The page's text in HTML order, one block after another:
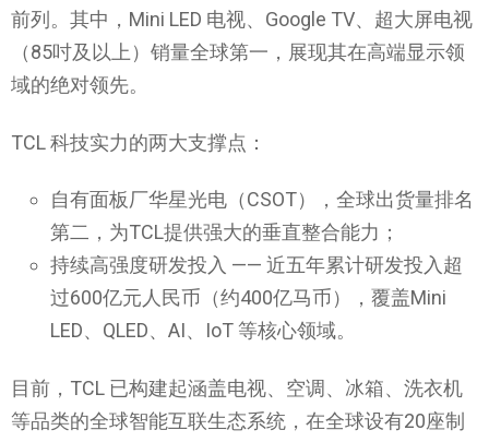
前列。其中，Mini LED 电视、Google TV、超大屏电视
（85吋及以上）销量全球第一，展现其在高端显示领
域的绝对领先。
TCL 科技实力的两大支撑点：
自有面板厂华星光电（CSOT），全球出货量排名
第二，为TCL提供强大的垂直整合能力；
持续高强度研发投入 —— 近五年累计研发投入超
过600亿元人民币（约400亿马币），覆盖Mini
LED、QLED、AI、IoT 等核心领域。
目前，TCL 已构建起涵盖电视、空调、冰箱、洗衣机
等品类的全球智能互联生态系统，在全球设有20座制